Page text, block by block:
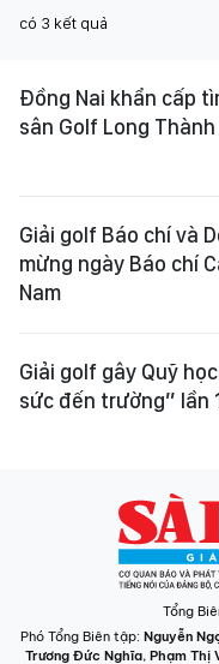
có 3 kết quả
Đồng Nai khẩn cấp
sân Golf Long Thành
Giải golf Báo chí và
mừng ngày Báo chí
Nam
Giải golf gây Quỹ
sức đến trường” lần
Tổng
Phó Tổng Biên tập: Nguyễn
Trương Đức Nghĩa, Phạm Thị